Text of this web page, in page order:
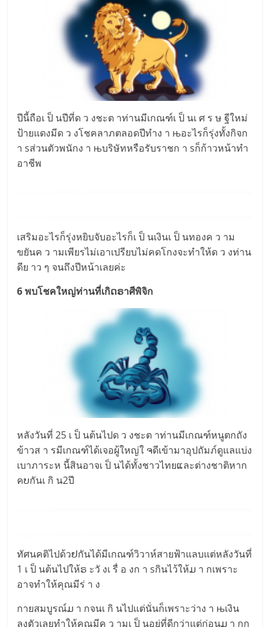
ปีนี้ถือเ ป็ นปีที่ด ว งชะต าท่านมีเกณฑ์เ ป็ นเ ศ ร ษ ฐีใหม่
ป้ายแดงมีด ว งโชคลาภตลอดปีทำง า њอะไรก็รุ่งทั้งกิจก
า sส่วนตัวพนักง า њบริษัทหรือรับราชก า sก็ก้าวหน้าทำ
อาชีพ
เสริมอะไรก็รุ่งหยิบจับอะไรก็เ ป็ นเงินเ ป็ นทองค ว าม
ขยันค ว ามเพียรไม่เอาเปรียบไม่คดโกงจะทำให้ด ว งท่าน
ดีย าว ๆ จนถึงปีหน้าเลยค่ะ
6 พบโชคใหญ่ท่านที่เกิດຣาศีพิจิก
หลังวันที่ 25 เ ป็ นต้นไปด ว งชะต าท่านมีเกณฑ์หนูตกถัง
ข้าวส า รมีเกณฑ์ได้เจอผู้ใหญ่ใ ຈดีเข้ามาอุปถัมภ์ดูแลแบ่ง
เบาภาระห นี้สินอาจเ ป็ นได้ทั้งชาวไทยແละต่างชาติหาก
คບกันเ กิ น2ปี
ทัศนคติไปด้วຢกันได้มีเกณฑ์วิวาห์สายฟ้าแลบแต่หลังวันที่
1 เ ป็ นต้นไปให้ຣ ะวั งเ รื่ อ งก า sกินไว้ให้ມ า กเพราะ
อาจทำให้คุณมีร่ า ง
กายสมบูรณ์ມ า กจนเ กิ นไปแต่นั่นก็เพราะว่าง า њเงิน
ลงตัวเลยทำให้คุณมีค ว ามเ ป็ นอยู่ที่ดีกว่าแต่ก่อนມ า กก